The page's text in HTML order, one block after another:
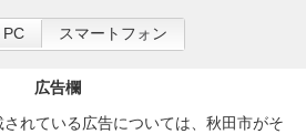
PC スマートフォン
広告欄
れている広告については、秋田市がそ